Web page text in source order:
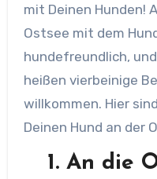
mit Deinen Hunden!
Ostsee mit dem
hundefreundlich,
heißen vierbeinige
willkommen. Hier
Deinen Hund an der
1. An die